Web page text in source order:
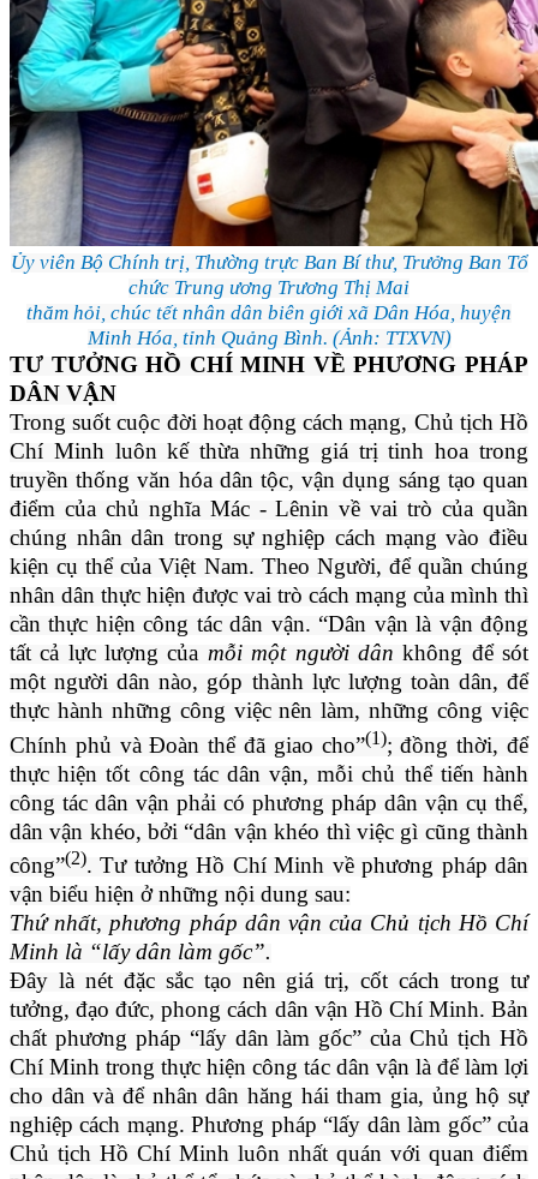
Ủy viên Bộ Chính trị, Thường trực Ban Bí thư, Trưởng Ban Tổ
chức Trung ương Trương Thị Mai
thăm hỏi, chúc tết nhân dân biên giới xã Dân Hóa, huyện
Minh Hóa, tỉnh Quảng Bình. (Ảnh: TTXVN)
TƯ TƯỞNG HỒ CHÍ MINH VỀ PHƯƠNG PHÁP
DÂN VẬN
Trong suốt cuộc đời hoạt động cách mạng, Chủ tịch Hồ
Chí Minh luôn kế thừa những giá trị tinh hoa trong
truyền thống văn hóa dân tộc, vận dụng sáng tạo quan
điểm của chủ nghĩa Mác - Lênin về vai trò của quần
chúng nhân dân trong sự nghiệp cách mạng vào điều
kiện cụ thể của Việt Nam. Theo Người, để quần chúng
nhân dân thực hiện được vai trò cách mạng của mình thì
cần thực hiện công tác dân vận. “Dân vận là vận động
tất cả lực lượng của mỗi một người dân không để sót
một người dân nào, góp thành lực lượng toàn dân, để
thực hành những công việc nên làm, những công việc
Chính phủ và Đoàn thể đã giao cho”(1); đồng thời, để
thực hiện tốt công tác dân vận, mỗi chủ thể tiến hành
công tác dân vận phải có phương pháp dân vận cụ thể,
dân vận khéo, bởi “dân vận khéo thì việc gì cũng thành
công”(2). Tư tưởng Hồ Chí Minh về phương pháp dân
vận biểu hiện ở những nội dung sau:
Thứ nhất, phương pháp dân vận của Chủ tịch Hồ Chí
Minh là “lấy dân làm gốc”.
Đây là nét đặc sắc tạo nên giá trị, cốt cách trong tư
tưởng, đạo đức, phong cách dân vận Hồ Chí Minh. Bản
chất phương pháp “lấy dân làm gốc” của Chủ tịch Hồ
Chí Minh trong thực hiện công tác dân vận là để làm lợi
cho dân và để nhân dân hăng hái tham gia, ủng hộ sự
nghiệp cách mạng. Phương pháp “lấy dân làm gốc” của
Chủ tịch Hồ Chí Minh luôn nhất quán với quan điểm